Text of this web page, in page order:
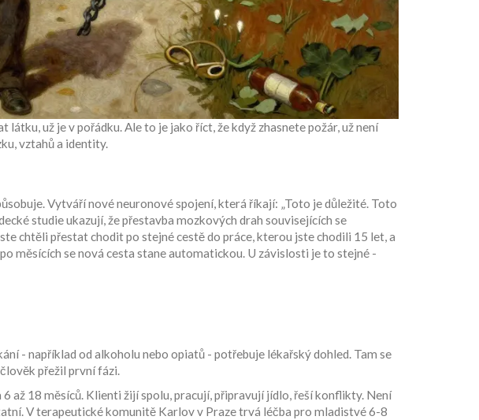
už je v pořádku. Ale to je jako říct, že když zhasnete požár, už není
vztahů a identity.
Vytváří nové neuronové spojení, která říkají: „Toto je důležité. Toto
studie ukazují, že přestavba mozkových drah souvisejících se
chtěli přestat chodit po stejné cestě do práce, kterou jste chodili 15 let, a
měsících se nová cesta stane automatickou. U závislosti je to stejné -
- například od alkoholu nebo opiatů - potřebuje lékařský dohled. Tam se
přežil první fázi.
až 18 měsíců. Klienti žijí spolu, pracují, připravují jídlo, řeší konflikty. Není
V terapeutické komunitě Karlov v Praze trvá léčba pro mladistvé 6-8